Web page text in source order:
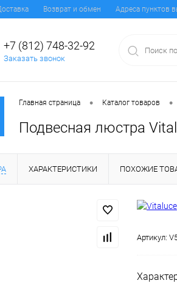
Возврат и обмен Адреса пунктов
+7 (812) 748-32-92
Заказать звонок
Главная страница • Каталог товаров •
Подвесная люстра
ХАРАКТЕРИСТИКИ ПОХОЖИЕ
Артикул: